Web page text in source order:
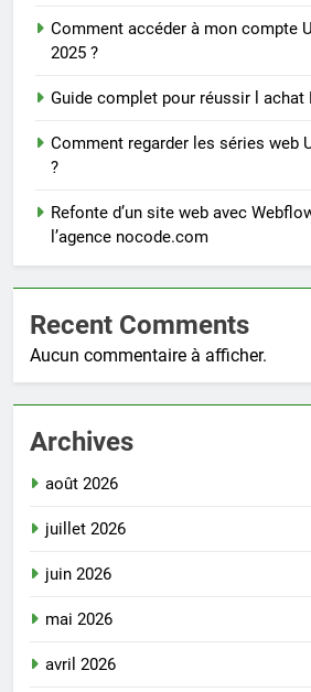
Comment accéder à mon compte
2025 ?
Guide complet pour réussir l achat
Comment regarder les séries web
?
Refonte d’un site web avec
l’agence nocode.com
Recent Comments
Aucun commentaire à afficher.
Archives
août 2026
juillet 2026
juin 2026
mai 2026
avril 2026